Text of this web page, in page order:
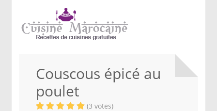
Couscous épicé au
poulet
(3 votes)